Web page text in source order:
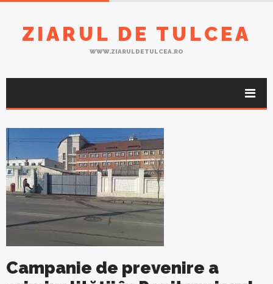
ZIARUL DE TULCEA
WWW.ZIARULDETULCEA.RO
Campanie de prevenire a